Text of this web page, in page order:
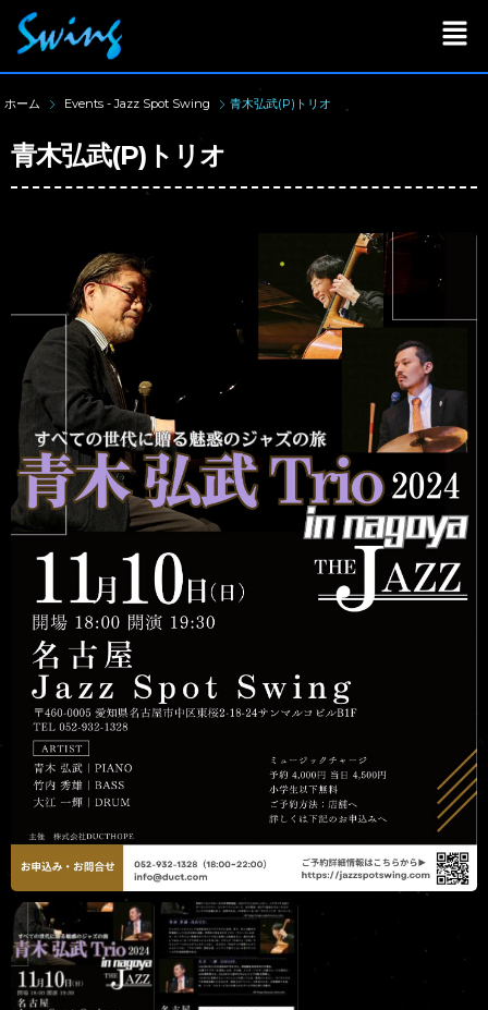
ホーム Events - Jazz Spot Swing 青木弘武(P)トリオ
青木弘武(P)トリオ